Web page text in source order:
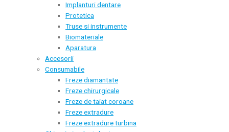
Implanturi dentare
Protetica
Truse si instrumente
Biomateriale
Aparatura
Accesorii
Consumabile
Freze diamantate
Freze chirurgicale
Freze de taiat coroane
Freze extradure
Freze extradure turbina